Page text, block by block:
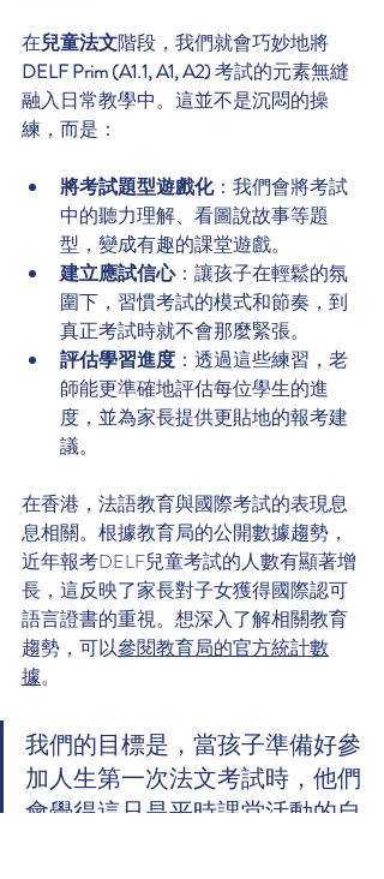
在兒童法文階段，我們就會巧妙地將
DELF Prim (A1.1, A1, A2) 考試的元素無縫
融入日常教學中。這並不是沉悶的操
練，而是：
將考試題型遊戲化：我們會將考試
中的聽力理解、看圖說故事等題
型，變成有趣的課堂遊戲。
建立應試信心：讓孩子在輕鬆的氛
圍下，習慣考試的模式和節奏，到
真正考試時就不會那麼緊張。
評估學習進度 ：透過這些練習，老
師能更準確地評估每位學生的進
度，並為家長提供更貼地的報考建
議。
在香港，法語教育與國際考試的表現息
息相關。根據教育局的公開數據趨勢，
近年報考DELF兒童考試的人數有顯著增
長，這反映了家長對子女獲得國際認可
語言證書的重視。想深入了解相關教育
趨勢，可以參閱教育局的官方統計數
據。
我們的目標是，當孩子準備好參
加人生第一次法文考試時，他們
會覺得這只是平時課堂活動的自